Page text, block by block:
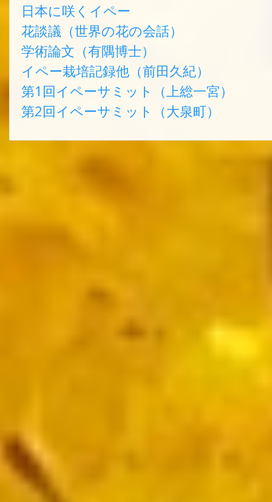
日本に咲くイペー
花談議（世界の花の会話）
学術論文（有隅博士）
イペー栽培記録他（前田久紀）
第1回イペーサミット（上総一宮）
第2回イペーサミット（大泉町）